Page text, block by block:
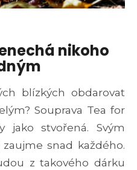
nikoho
blízkých obdarovat
Souprava Tea for
stvořená. Svým
snad každého.
z takového dárku